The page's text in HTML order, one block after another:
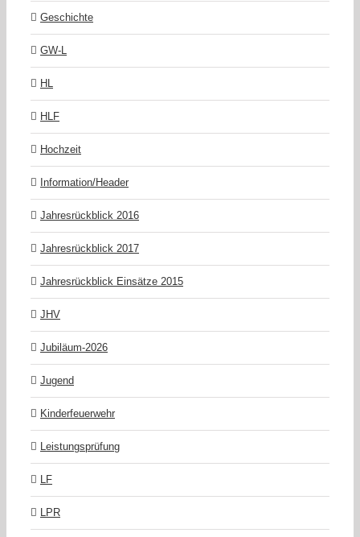
Geschichte
GW-L
HL
HLF
Hochzeit
Information/Header
Jahresrückblick 2016
Jahresrückblick 2017
Jahresrückblick Einsätze 2015
JHV
Jubiläum-2026
Jugend
Kinderfeuerwehr
Leistungsprüfung
LF
LPR